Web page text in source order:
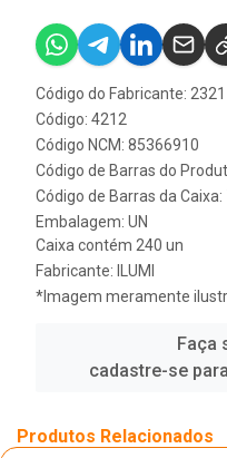
Código do Fabricante: 2321
Código: 4212
Código NCM: 85366910
Código de Barras do
Código de Barras da
Embalagem: UN
Caixa contém 240 un
Fabricante:
ILUMI
*Imagem meramente
Faça
cadastre-se
Produtos Relacionados